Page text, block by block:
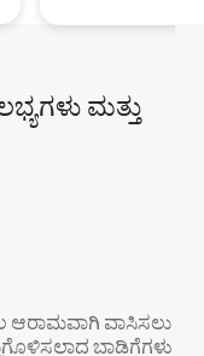
ಮತ್ತು
ಆರಾಮವಾಗಿ ವಾಸಿಸಲು
ಬಾಡಿಗೆಗಳು